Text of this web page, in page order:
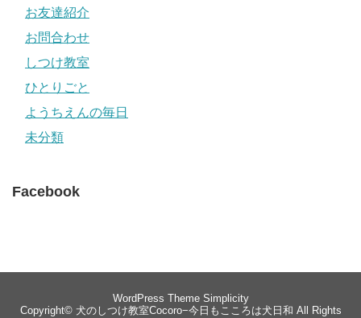
お友達紹介
お問合わせ
しつけ教室
ひとりごと
ようちえんの毎日
未分類
Facebook
WordPress Theme Simplicity
Copyright© 犬のしつけ教室Cocoro−今日もこころは犬日和 All Rights